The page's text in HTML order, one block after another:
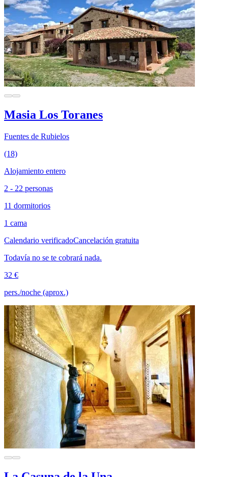
Masia Los Toranes
Fuentes de Rubielos
(18)
Alojamiento entero
2 - 22 personas
11 dormitorios
1 cama
Calendario verificadoCancelación gratuita
Todavía no se te cobrará nada.
32 €
pers./noche (aprox.)